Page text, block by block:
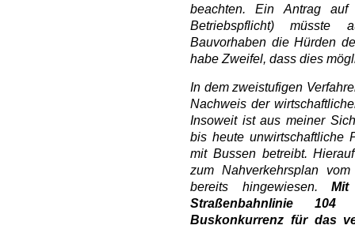
beachten. Ein Antrag
Betriebspflicht) müsste
Bauvorhaben die Hürden
habe Zweifel, dass dies
In dem zweistufigen
Nachweis der
Insoweit ist aus meiner
bis heute unwirtschaftliche
mit Bussen betreibt.
zum Nahverkehrsplan
bereits hingewiesen.
Straßenbahnlinie
Buskonkurrenz für das